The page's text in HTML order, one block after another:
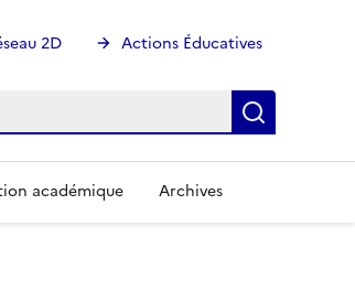
2D Actions Éducatives
académique Archives